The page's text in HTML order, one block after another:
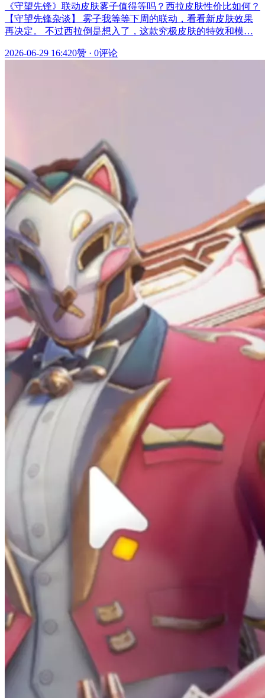
《守望先锋》联动皮肤雾子值得等吗？西拉皮肤性价比如何？
【守望先锋杂谈】 雾子我等等下周的联动，看看新皮肤效果
再决定。 不过西拉倒是想入了，这款究极皮肤的特效和模…
2026-06-29 16:420赞 · 0评论